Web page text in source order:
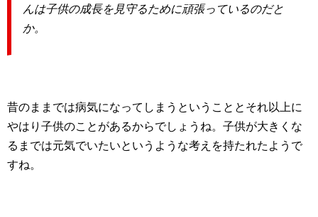
んは子供の成長を見守るために頑張っているのだと
か。
昔のままでは病気になってしまうということとそれ以上に
やはり子供のことがあるからでしょうね。子供が大きくな
るまでは元気でいたいというような考えを持たれたようで
すね。